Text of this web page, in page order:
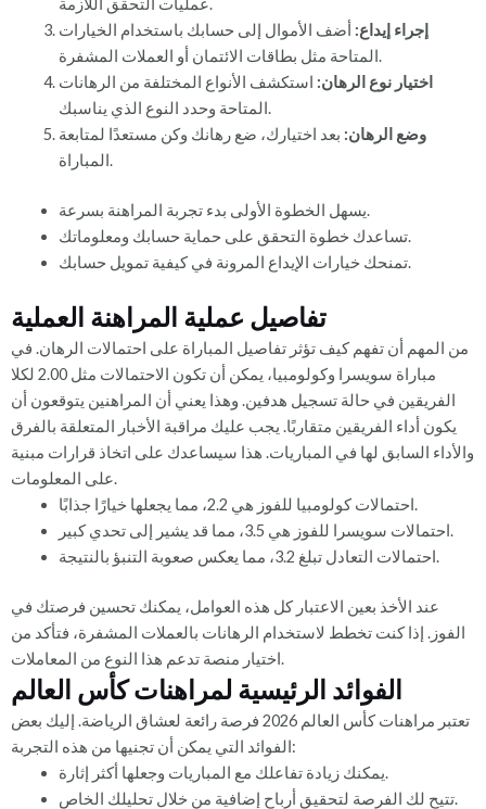
عمليات التحقق اللازمة.
إجراء إيداع: أضف الأموال إلى حسابك باستخدام الخيارات
المتاحة مثل بطاقات الائتمان أو العملات المشفرة.
اختيار نوع الرهان: استكشف الأنواع المختلفة من الرهانات
المتاحة وحدد النوع الذي يناسبك.
وضع الرهان: بعد اختيارك، ضع رهانك وكن مستعدًا لمتابعة
المباراة.
يسهل الخطوة الأولى بدء تجربة المراهنة بسرعة.
تساعدك خطوة التحقق على حماية حسابك ومعلوماتك.
تمنحك خيارات الإيداع المرونة في كيفية تمويل حسابك.
تفاصيل عملية المراهنة العملية
من المهم أن تفهم كيف تؤثر تفاصيل المباراة على احتمالات الرهان. في
مباراة سويسرا وكولومبيا، يمكن أن تكون الاحتمالات مثل 2.00 لكلا
الفريقين في حالة تسجيل هدفين. وهذا يعني أن المراهنين يتوقعون أن
يكون أداء الفريقين متقاربًا. يجب عليك مراقبة الأخبار المتعلقة بالفرق
والأداء السابق لها في المباريات. هذا سيساعدك على اتخاذ قرارات مبنية
على المعلومات.
احتمالات كولومبيا للفوز هي 2.2، مما يجعلها خيارًا جذابًا.
احتمالات سويسرا للفوز هي 3.5، مما قد يشير إلى تحدي كبير.
احتمالات التعادل تبلغ 3.2، مما يعكس صعوبة التنبؤ بالنتيجة.
عند الأخذ بعين الاعتبار كل هذه العوامل، يمكنك تحسين فرصتك في
الفوز. إذا كنت تخطط لاستخدام الرهانات بالعملات المشفرة، فتأكد من
اختيار منصة تدعم هذا النوع من المعاملات.
الفوائد الرئيسية لمراهنات كأس العالم
تعتبر مراهنات كأس العالم 2026 فرصة رائعة لعشاق الرياضة. إليك بعض
الفوائد التي يمكن أن تجنيها من هذه التجربة:
يمكنك زيادة تفاعلك مع المباريات وجعلها أكثر إثارة.
تتيح لك الفرصة لتحقيق أرباح إضافية من خلال تحليلك الخاص.